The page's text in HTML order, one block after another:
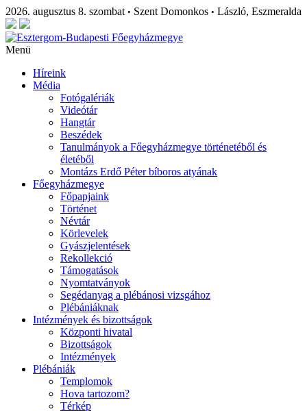
2026. augusztus 8. szombat • Szent Domonkos • László, Eszmeralda
Menü
Híreink
Média
Fotógalériák
Videótár
Hangtár
Beszédek
Tanulmányok a Főegyházmegye történetéből és
életéből
Montázs Erdő Péter bíboros atyának
Főegyházmegye
Főpapjaink
Történet
Névtár
Körlevelek
Gyászjelentések
Rekollekció
Támogatások
Nyomtatványok
Segédanyag a plébánosi vizsgához
Plébániáknak
Intézmények és bizottságok
Központi hivatal
Bizottságok
Intézmények
Plébániák
Templomok
Hova tartozom?
Térkép